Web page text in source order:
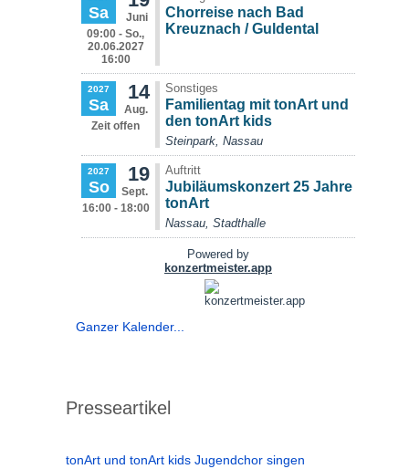
Ganzer Kalender...
Presseartikel
tonArt und tonArt kids Jugendchor singen